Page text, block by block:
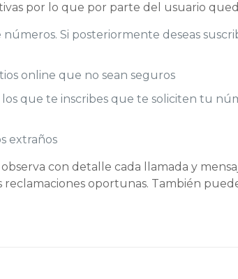
por lo que por parte del usuario
Si posteriormente deseas
online que no sean seguros
que te inscribes que te soliciten tu
extraños
con detalle cada llamada y
oportunas. También